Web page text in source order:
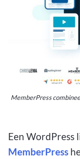
MemberPress
Een WordPress
MemberPress